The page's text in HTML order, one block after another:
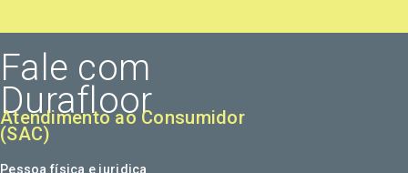
Fale com
Durafloor
Atendimento ao Consumidor
(SAC)
Pessoa física e juridica